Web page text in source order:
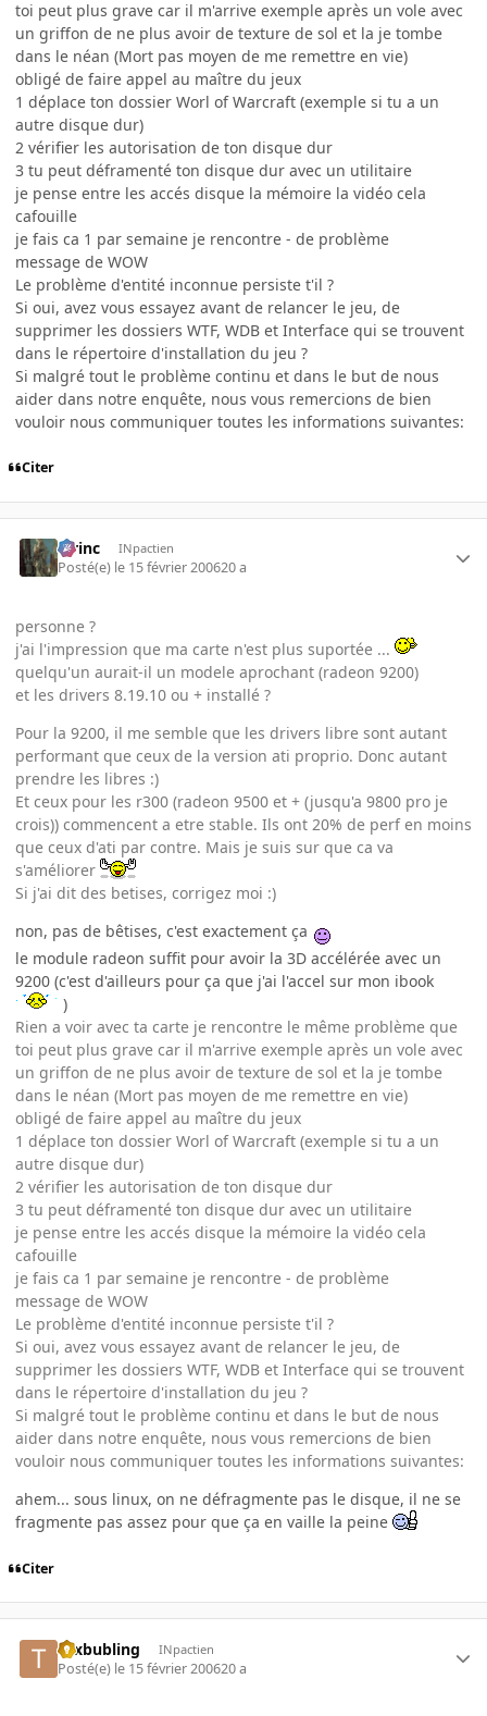
toi peut plus grave car il m'arrive exemple après un vole avec
un griffon de ne plus avoir de texture de sol et la je tombe
dans le néan (Mort pas moyen de me remettre en vie)
obligé de faire appel au maître du jeux
1 déplace ton dossier Worl of Warcraft (exemple si tu a un
autre disque dur)
2 vérifier les autorisation de ton disque dur
3 tu peut déframenté ton disque dur avec un utilitaire
je pense entre les accés disque la mémoire la vidéo cela
cafouille
je fais ca 1 par semaine je rencontre - de problème
message de WOW
Le problème d'entité inconnue persiste t'il ?
Si oui, avez vous essayez avant de relancer le jeu, de
supprimer les dossiers WTF, WDB et Interface qui se trouvent
dans le répertoire d'installation du jeu ?
Si malgré tout le problème continu et dans le but de nous
aider dans notre enquête, nous vous remercions de bien
vouloir nous communiquer toutes les informations suivantes:
Citer
lorinc INpactien
Posté(e) le 15 février 200620 a
personne ?
j'ai l'impression que ma carte n'est plus suportée ...
quelqu'un aurait-il un modele aprochant (radeon 9200)
et les drivers 8.19.10 ou + installé ?
Pour la 9200, il me semble que les drivers libre sont autant
performant que ceux de la version ati proprio. Donc autant
prendre les libres :)
Et ceux pour les r300 (radeon 9500 et + (jusqu'a 9800 pro je
crois)) commencent a etre stable. Ils ont 20% de perf en moins
que ceux d'ati par contre. Mais je suis sur que ca va
s'améliorer
Si j'ai dit des betises, corrigez moi :)
non, pas de bêtises, c'est exactement ça
le module radeon suffit pour avoir la 3D accélérée avec un
9200 (c'est d'ailleurs pour ça que j'ai l'accel sur mon ibook
)
Rien a voir avec ta carte je rencontre le même problème que
toi peut plus grave car il m'arrive exemple après un vole avec
un griffon de ne plus avoir de texture de sol et la je tombe
dans le néan (Mort pas moyen de me remettre en vie)
obligé de faire appel au maître du jeux
1 déplace ton dossier Worl of Warcraft (exemple si tu a un
autre disque dur)
2 vérifier les autorisation de ton disque dur
3 tu peut déframenté ton disque dur avec un utilitaire
je pense entre les accés disque la mémoire la vidéo cela
cafouille
je fais ca 1 par semaine je rencontre - de problème
message de WOW
Le problème d'entité inconnue persiste t'il ?
Si oui, avez vous essayez avant de relancer le jeu, de
supprimer les dossiers WTF, WDB et Interface qui se trouvent
dans le répertoire d'installation du jeu ?
Si malgré tout le problème continu et dans le but de nous
aider dans notre enquête, nous vous remercions de bien
vouloir nous communiquer toutes les informations suivantes:
ahem... sous linux, on ne défragmente pas le disque, il ne se
fragmente pas assez pour que ça en vaille la peine
Citer
tuxbubling INpactien
Posté(e) le 15 février 200620 a